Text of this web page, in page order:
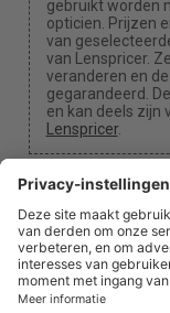
gebruikt worden
opticien. Prijzen
van
van Lenspricer.
veranderen en
gegarandeerd.
en kan deels zijn
Lenspricer.
We kunnen